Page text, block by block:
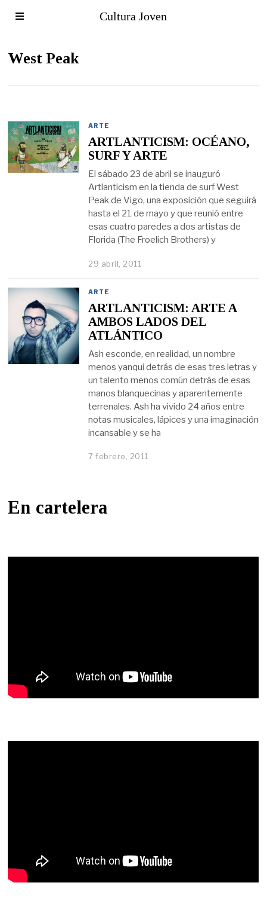
Cultura Joven
West Peak
ARTE
ARTLANTICISM: OCÉANO,
SURF Y ARTE
El sábado 23 de abril se inauguró
Artlanticism en la tienda de surf West
Peak de Vigo, una exposición que seguirá
hasta el 21 de mayo y que reunió entre
esas cuatro paredes a dos artistas de
Florida (The Froelich Brothers) y
29 abril, 2011
ARTE
ARTLANTICISM: ARTE A
AMBOS LADOS DEL
ATLÁNTICO
Ash esconde, en realidad, un nombre
menos yanqui detrás de esas tres letras y
un talento menos común detrás de esas
manos blanquecinas y aparentemente
terrenales. Ash ha vivido 24 años entre
notas musicales, lápices y una imaginación
incansable y se ha
7 febrero, 2011
En cartelera